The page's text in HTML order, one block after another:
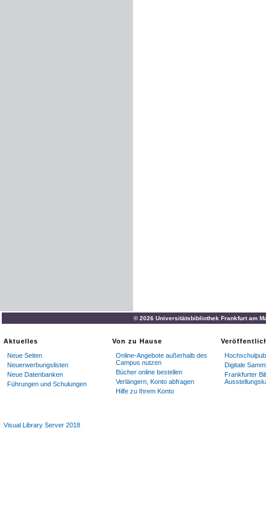
© 2026 Universitätsbibliothek Frankfurt am
Aktuelles
Neue Seiten
Neuerwerbungslisten
Neue Datenbanken
Führungen und Schulungen
Von zu Hause
Online-Angebote außerhalb des
Campus nutzen
Bücher online bestellen
Verlängern, Konto abfragen
Hilfe zu Ihrem Konto
Digitale
Frankfurter
Visual Library Server 2018